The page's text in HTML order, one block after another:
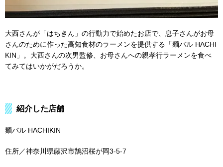
大西さんが「はちきん」の行動力で始めたお店で、息子さんがお母
さんのために作った高知食材のラーメンを提供する「麺バル HACHI
KIN」。大西さんの次男監修、お母さんへの親孝行ラーメンを食べ
てみてはいかがだろうか。
紹介した店舗
麺バル HACHIKIN
住所／神奈川県藤沢市鵠沼桜が岡3-5-7